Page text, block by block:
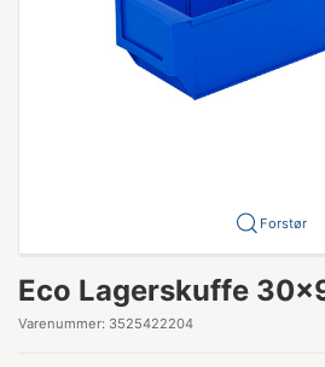
Forstør
Eco Lagerskuffe
Varenummer: 3525422204